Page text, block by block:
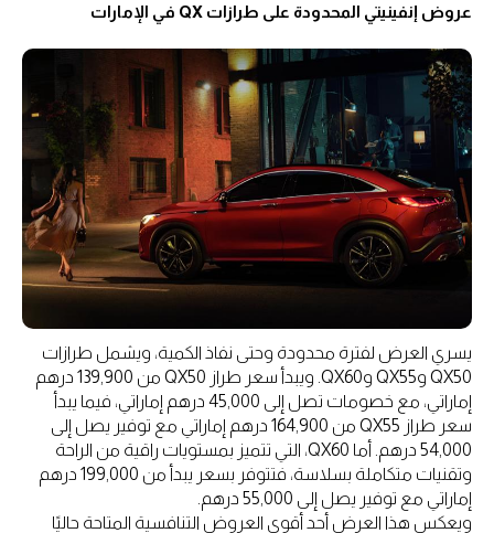
عروض إنفينيتي المحدودة على طرازات QX في الإمارات
يسري العرض لفترة محدودة وحتى نفاذ الكمية، ويشمل طرازات
QX50 وQX55 وQX60. ويبدأ سعر طراز QX50 من 139,900 درهم
إماراتي، مع خصومات تصل إلى 45,000 درهم إماراتي، فيما يبدأ
سعر طراز QX55 من 164,900 درهم إماراتي مع توفير يصل إلى
54,000 درهم. أما QX60، التي تتميز بمستويات راقية من الراحة
وتقنيات متكاملة بسلاسة، فتتوفر بسعر يبدأ من 199,000 درهم
إماراتي مع توفير يصل إلى 55,000 درهم.
ويعكس هذا العرض أحد أقوى العروض التنافسية المتاحة حاليًا